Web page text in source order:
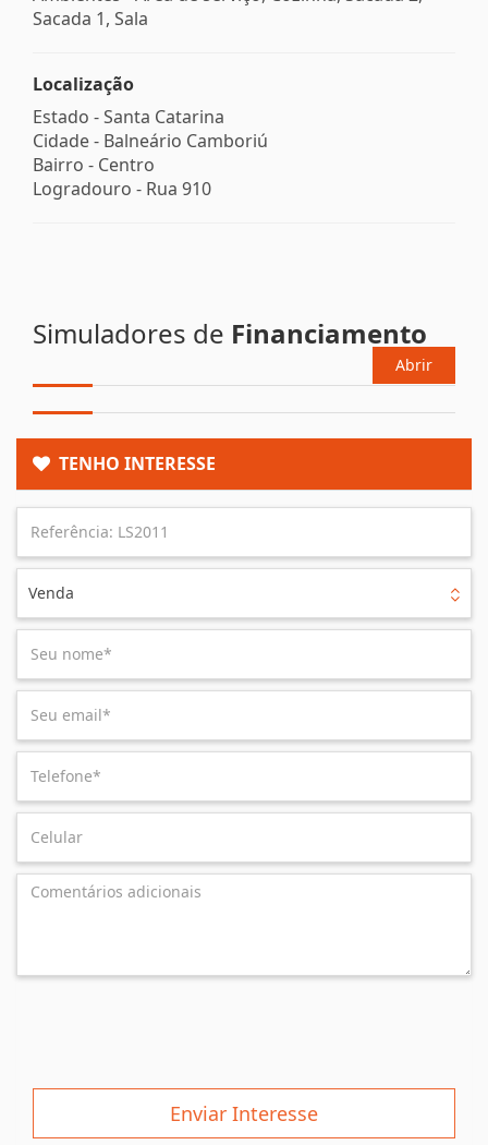
Sacada 1, Sala
Localização
Estado -Santa Catarina
Cidade - Balneário Camboriú
Bairro - Centro
Logradouro - Rua 910
Simuladores de Financiamento
Abrir
TENHO INTERESSE
Venda
Enviar Interesse